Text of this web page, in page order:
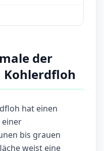
der
hat einen
bis grauen
weist eine